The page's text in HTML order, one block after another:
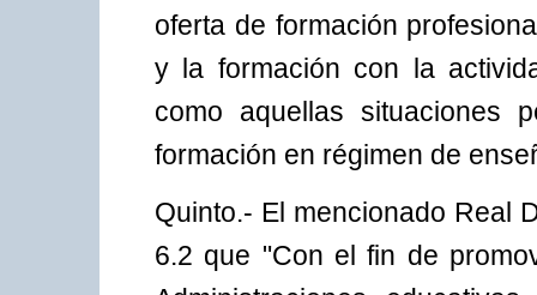
oferta de formación
y la formación con la
como aquellas situaciones
formación en régimen de
Quinto.- El mencionado Real
6.2 que "Con el fin de